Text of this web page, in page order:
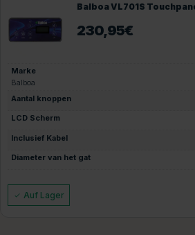
Balboa VL701S
230,95€
Marke
Balboa
Aantal knoppen
LCD Scherm
Inclusief Kabel
Diameter van het gat
Auf Lager